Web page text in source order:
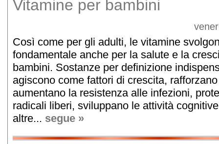
Vitamine per bambini
Così come per gli adulti, le vitamine
fondamentale anche per la salute e la
bambini. Sostanze per definizione
agiscono come fattori di crescita,
aumentano la resistenza alle infezioni,
radicali liberi, sviluppano le attività
altre... segue »